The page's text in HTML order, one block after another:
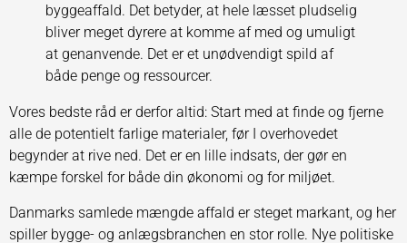
byggeaffald. Det betyder, at hele læsset pludselig
bliver meget dyrere at komme af med og umuligt
at genanvende. Det er et unødvendigt spild af
både penge og ressourcer.
Vores bedste råd er derfor altid: Start med at finde og fjerne
alle de potentielt farlige materialer, før I overhovedet
begynder at rive ned. Det er en lille indsats, der gør en
kæmpe forskel for både din økonomi og for miljøet.
Danmarks samlede mængde affald er steget markant, og her
spiller bygge- og anlægsbranchen en stor rolle. Nye politiske